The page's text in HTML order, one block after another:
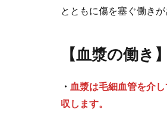
とともに傷を塞ぐ働きが
【血漿の働き】
・ 血漿は毛細血管を介
収します。